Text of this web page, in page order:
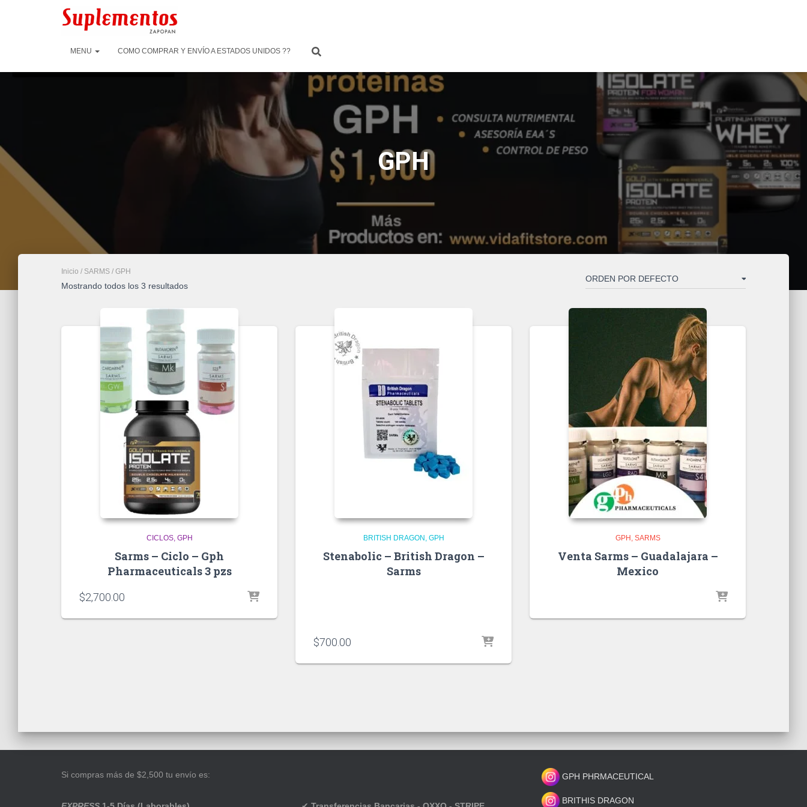
MENU COMO COMPRAR Y ENVÍO A ESTADOS UNIDOS ??
GPH
Inicio / SARMS / GPH
Mostrando todos los 3 resultados
CICLOS GPH
Sarms – Ciclo – Gph
Pharmaceuticals 3 pzs
$2,700.00
BRITISH DRAGON GPH
Stenabolic – British Dragon –
Sarms
$700.00
GPH SARMS
Venta Sarms – Guadalajara –
Mexico
Si compras más de $2,500 tu envío es: GPH PHRMACEUTICAL
BRITHIS DRAGON